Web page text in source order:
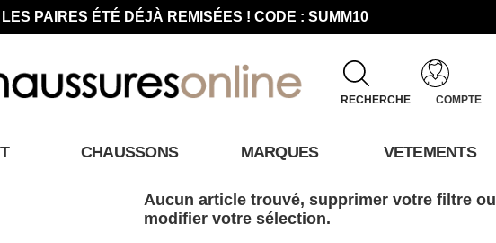
PAIRES ÉTÉ DÉJÀ REMISÉES ! CODE : SUMM10
RECHERCHE COMPTE
CHAUSSONS MARQUES VETEMENTS
Aucun article trouvé, supprimer votre filtre ou
modifier votre sélection.